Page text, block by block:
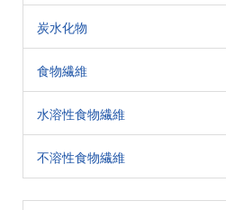
炭水化物
食物繊維
水溶性食物繊維
不溶性食物繊維